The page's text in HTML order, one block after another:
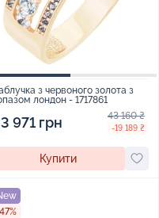
з червоного золота з
лондон - 1717861
971 грн 43 160 ₴
-19 189 ₴
Купити